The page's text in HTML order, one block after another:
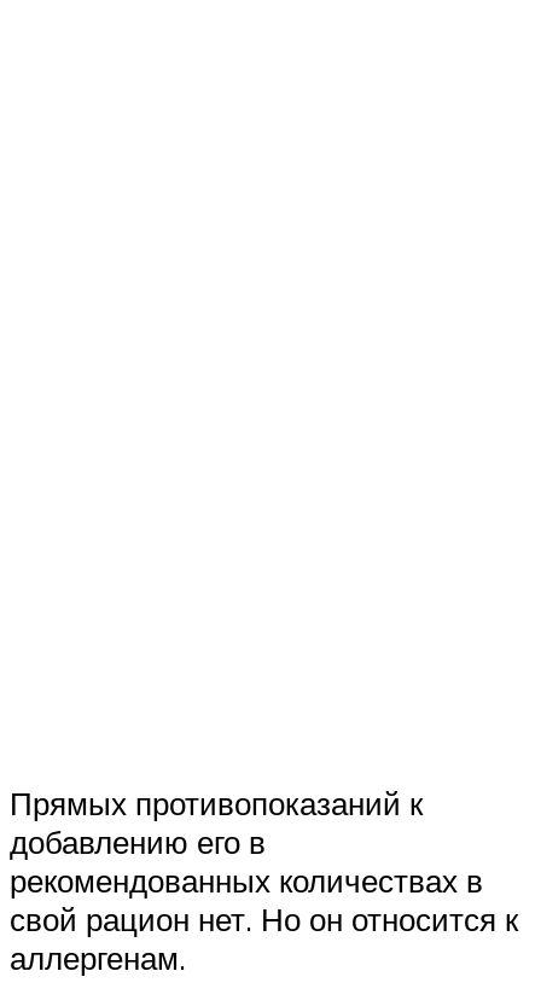
Прямых противопоказаний к
добавлению его в
рекомендованных количествах в
свой рацион нет. Но он относится к
аллергенам.